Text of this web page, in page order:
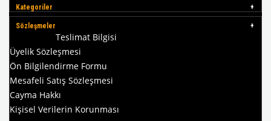
Kategoriler
Sözleşmeler
Teslimat Bilgisi
Üyelik Sözleşmesi
Ön Bilgilendirme Formu
Mesafeli Satış Sözleşmesi
Cayma Hakkı
Kişisel Verilerin Korunması